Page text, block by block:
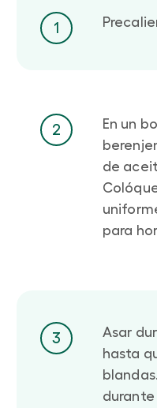
1
2
En un
de
para
3
Asar
hasta
durante